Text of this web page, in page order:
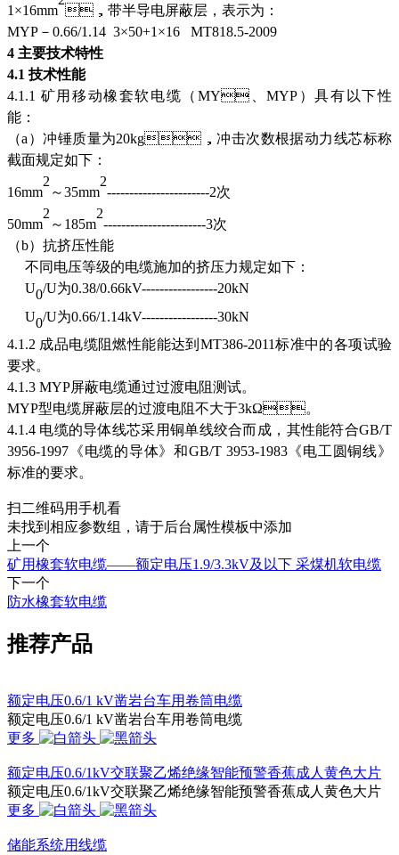
1 ×16mm ，带半导电屏蔽层，表示为：
MYP－0.66/1.14 3×50+1 ×16 MT818.5-2009
4 主要技术特性
4.1 技术性能
4.1.1 矿用移动橡套软电缆（MY、MYP）具有以下性
能：
（a）冲锤质量为20kg，冲击次数根据动力线芯标称
截面规定如下：
16mm
2
～35mm
2
-----------------------2次
50mm
2
～ 185m
2
-----------------------3次
（b）抗挤压性能
不同电压等级的电缆施加的挤压力规定如下：
U0/U为0.38/0.66kV-----------------20kN
U0/U为0.66/1.14kV-----------------30kN
4.1.2 成品电缆阻燃性能能达到MT386-2011标准中的各项试验
要求。
4.1.3 MYP屏蔽电缆通过过渡电阻测试。
MYP型电缆屏蔽层的过渡电阻不大于3kΩ。
4.1.4 电缆的导体线芯采用铜单线绞合而成，其性能符合GB/T
3956-1997《电缆的导体》和GB/T 3953-1983《电工圆铜线》
标准的要求。
扫二维码用手机看
未找到相应参数组，请于后台属性模板中添加
上一个
矿用橡套软电缆——额定电压1.9/3.3kV及以下 采煤机软电缆
下一个
防水橡套软电缆
推荐产品
额定电压0.6/1 kV凿岩台车用卷筒电缆
额定电压0.6/1 kV凿岩台车用卷筒电缆
更多
额定电压0.6/1kV交联聚乙烯绝缘智能预警香蕉成人黄色大片
额定电压0.6/1kV交联聚乙烯绝缘智能预警香蕉成人黄色大片
更多
储能系统用线缆